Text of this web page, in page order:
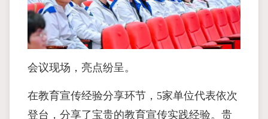
会议现场，亮点纷呈。
在教育宣传经验分享环节，5家单位代表依次
登台，分享了宝贵的教育宣传实践经验。贵